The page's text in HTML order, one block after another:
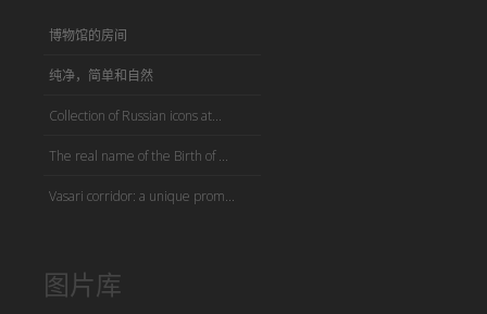
博物馆的房间
纯净，简单和自然
Collection of Russian icons at...
The real name of the Birth of ...
Vasari corridor: a unique prom...
图片库